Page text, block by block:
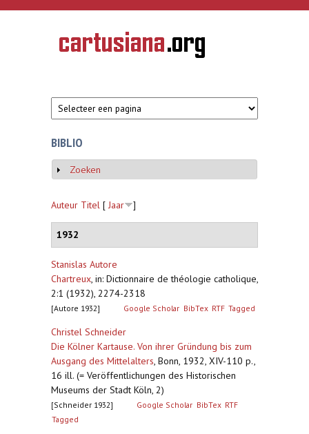
Overslaan en naar de inhoud gaan
CARTUSIANA
Geschiedenis
van de
BIBLIO
Weergeven
Zoeken
Auteur Titel [ Jaar ]
1932
Stanislas Autore
Chartreux, in: Dictionnaire de théologie catholique,
2:1 (1932), 2274-2318
[Autore 1932] Google Scholar BibTex RTF Tagged
Christel Schneider
Die Kölner Kartause. Von ihrer Gründung bis zum
Ausgang des Mittelalters, Bonn, 1932, XIV-110 p.,
16 ill. (= Veröffentlichungen des Historischen
Museums der Stadt Köln, 2)
[Schneider 1932] Google Scholar BibTex RTF
Tagged